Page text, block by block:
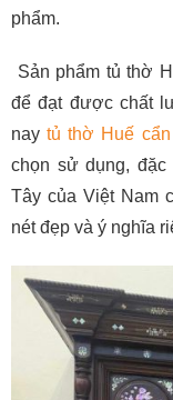
phẩm.
Sản phẩm tủ thờ
để đạt được chất
nay tủ thờ Huế
chọn sử dụng, đặc
Tây của Việt Nam
nét đẹp và ý nghĩa